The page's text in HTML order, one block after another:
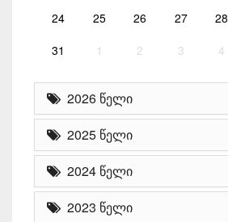
24 25 26 27 28
31 1 2 3 4
2026 წელი
2025 წელი
2024 წელი
2023 წელი